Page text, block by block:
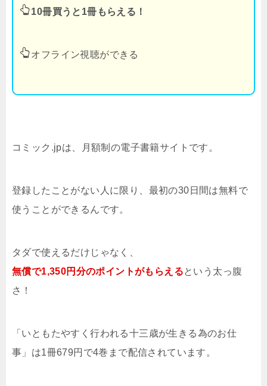
10冊買うと1冊もらえる！
オフライン視聴ができる
コミック.jpは、月額制の電子書籍サイトです。
登録したことがない人に限り、最初の30日間は無料で
使うことができるんです。
タダで使えるだけじゃなく、
無償で1,350円分のポイントがもらえるという太っ腹
さ！
「いともたやすく行われる十三歳が生きる為のお仕
事」は1冊679円で4巻まで配信されています。